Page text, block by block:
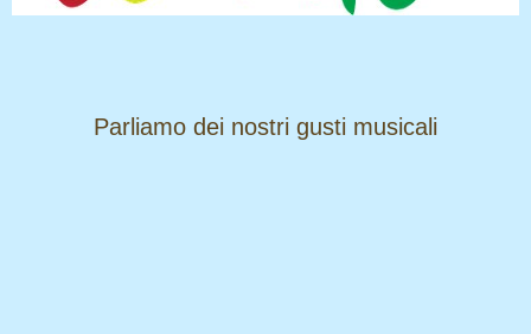
​​​​​​​Parliamo dei nostri gusti musicali